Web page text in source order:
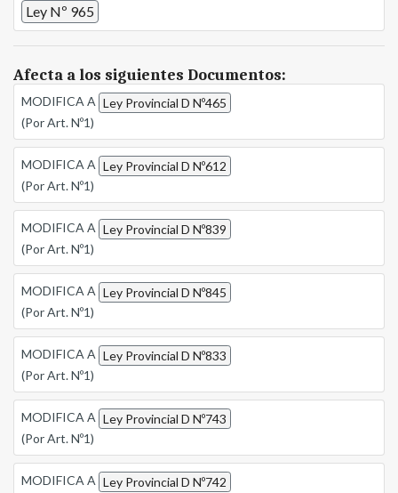
Ley Nº 965
Afecta a los siguientes Documentos:
MODIFICA A Ley Provincial D Nº465
(Por Art. Nº1)
MODIFICA A Ley Provincial D Nº612
(Por Art. Nº1)
MODIFICA A Ley Provincial D Nº839
(Por Art. Nº1)
MODIFICA A Ley Provincial D Nº845
(Por Art. Nº1)
MODIFICA A Ley Provincial D Nº833
(Por Art. Nº1)
MODIFICA A Ley Provincial D Nº743
(Por Art. Nº1)
MODIFICA A Ley Provincial D Nº742